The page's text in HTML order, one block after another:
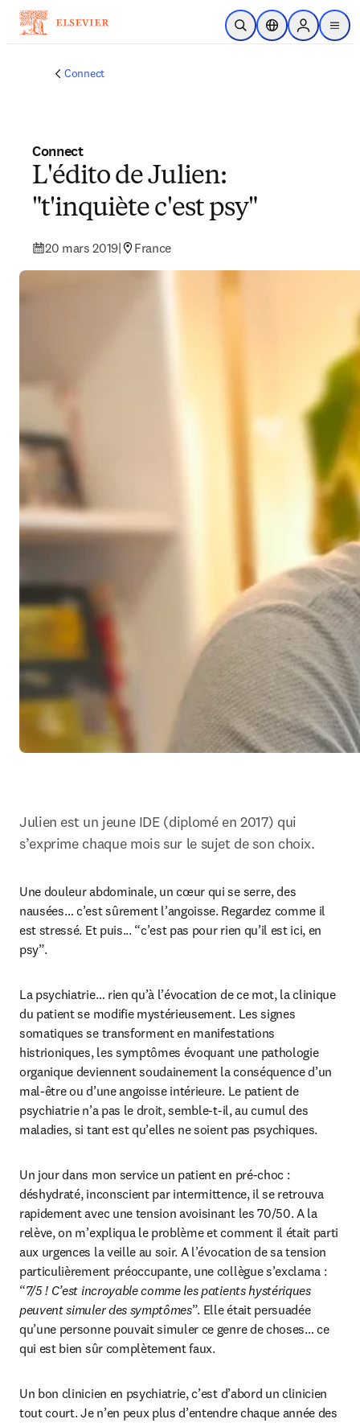
Passer au contenu principal
Ouvrir la recherche
Sélecteur de
Sign in to
menu
Connect
Connect
L'édito de Julien:
"t'inquiète c'est psy"
20 mars 2019| France
Julien est un jeune IDE (diplomé en 2017) qui
s’exprime chaque mois sur le sujet de son choix.
Une douleur abdominale, un cœur qui se serre, des
nausées… c’est sûrement l’angoisse. Regardez comme il
est stressé. Et puis... “c’est pas pour rien qu’il est ici, en
psy”.
La psychiatrie… rien qu’à l’évocation de ce mot, la clinique
du patient se modifie mystérieusement. Les signes
somatiques se transforment en manifestations
histrioniques, les symptômes évoquant une pathologie
organique deviennent soudainement la conséquence d’un
mal-être ou d’une angoisse intérieure. Le patient de
psychiatrie n’a pas le droit, semble-t-il, au cumul des
maladies, si tant est qu’elles ne soient pas psychiques.
Un jour dans mon service un patient en pré-choc :
déshydraté, inconscient par intermittence, il se retrouva
rapidement avec une tension avoisinant les 70/50. A la
relève, on m’expliqua le problème et comment il était parti
aux urgences la veille au soir. A l’évocation de sa tension
particulièrement préoccupante, une collègue s’exclama :
“7/5 ! C’est incroyable comme les patients hystériques
peuvent simuler des symptômes”. Elle était persuadée
qu’une personne pouvait simuler ce genre de choses… ce
qui est bien sûr complètement faux.
Un bon clinicien en psychiatrie, c’est d’abord un clinicien
tout court. Je n’en peux plus d’entendre chaque année des